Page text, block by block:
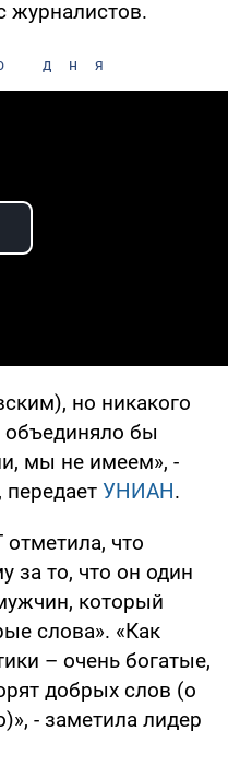
журналистов.
дня
Video
но никакого
объединяло бы
мы не имеем», -
УНИАН.
что
за то, что он один
который
слова». «Как
– очень богатые,
добрых слов (о
- заметила лидер